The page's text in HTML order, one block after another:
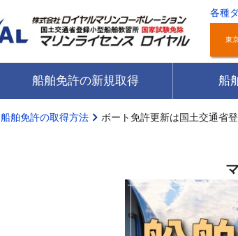
各種
東
船舶免許の新規取得 船
船舶免許の取得方法 ボート免許更新は国土交通省